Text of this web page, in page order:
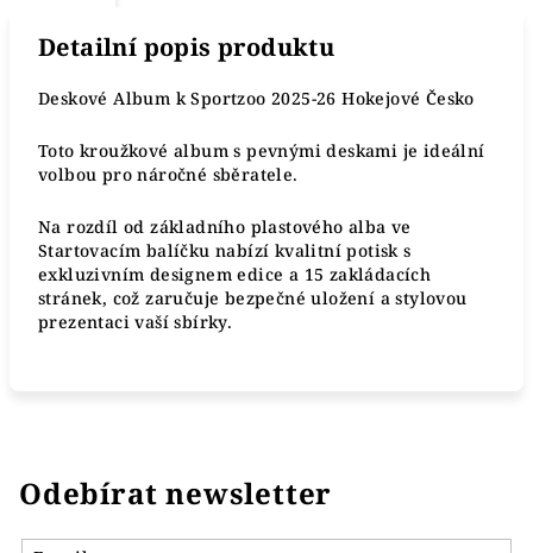
Detailní popis produktu
Deskové Album k Sportzoo 2025-26 Hokejové Česko
Toto kroužkové album s pevnými deskami je ideální
volbou pro náročné sběratele.
Na rozdíl od základního plastového alba ve
Startovacím balíčku nabízí kvalitní potisk s
exkluzivním designem edice a 15 zakládacích
stránek, což zaručuje bezpečné uložení a stylovou
prezentaci vaší sbírky.
Odebírat newsletter